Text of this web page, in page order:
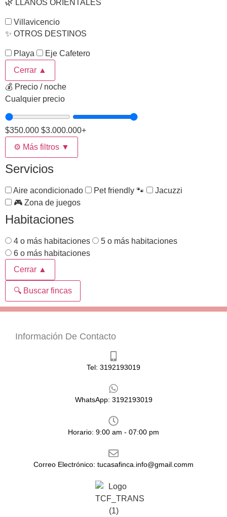
🌿 LLANOS ORIENTALES
Villavicencio
✨ OTROS DESTINOS
Playa
Eje Cafetero
Cerrar ▲
💰 Precio / noche
Cualquier precio
$350.000 $3.000.000+
⚙️ Más filtros ▼
Servicios
Aire acondicionado Pet friendly 🐾
Jacuzzi
🎮 Zona de juegos
Habitaciones
4 o más habitaciones
5 o más habitaciones
6 o más habitaciones
Cerrar ▲
🔍 Buscar fincas
Información De Contacto
Tel: 3192193019
WhatsApp: 3192193019
Horario: 9:00 am - 07:00 pm
Correo Electrónico: tucasafinca.info@gmail.comm